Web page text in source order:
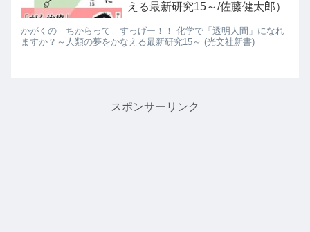
える最新研究15～/佐藤健太郎）
かがくの ちからって すっげー！！ 化学で「透明人間」になれ
ますか？～人類の夢をかなえる最新研究15～ (光文社新書)
スポンサーリンク